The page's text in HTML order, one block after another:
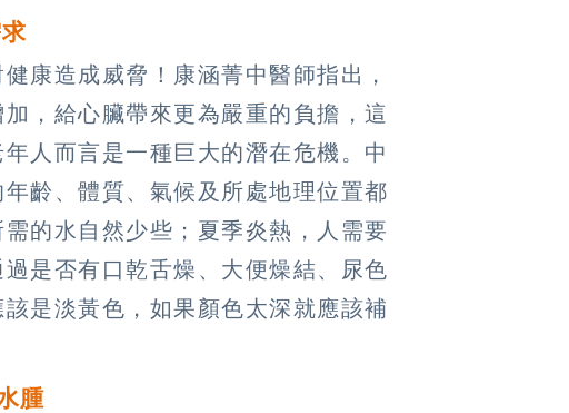
康造成威脅！康涵菁中醫師指出，
，給心臟帶來更為嚴重的負擔，這
人而言是一種巨大的潛在危機。中
齡、體質、氣候及所處地理位置都
的水自然少些；夏季炎熱，人需要
是否有口乾舌燥、大便燥結、尿色
是淡黃色，如果顏色太深就應該補
腫